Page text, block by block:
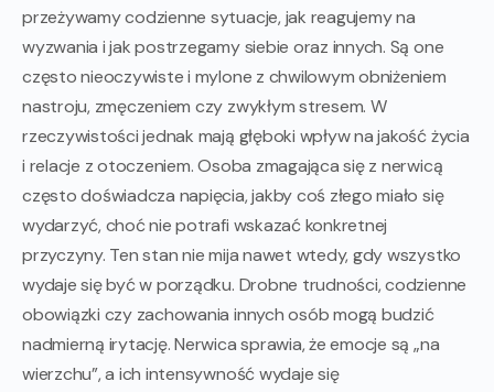
przeżywamy codzienne sytuacje, jak reagujemy na
wyzwania i jak postrzegamy siebie oraz innych. Są one
często nieoczywiste i mylone z chwilowym obniżeniem
nastroju, zmęczeniem czy zwykłym stresem. W
rzeczywistości jednak mają głęboki wpływ na jakość życia
i relacje z otoczeniem. Osoba zmagająca się z nerwicą
często doświadcza napięcia, jakby coś złego miało się
wydarzyć, choć nie potrafi wskazać konkretnej
przyczyny. Ten stan nie mija nawet wtedy, gdy wszystko
wydaje się być w porządku. Drobne trudności, codzienne
obowiązki czy zachowania innych osób mogą budzić
nadmierną irytację. Nerwica sprawia, że emocje są „na
wierzchu”, a ich intensywność wydaje się